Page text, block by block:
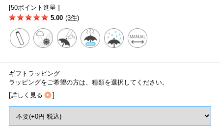
[50ポイント進呈 ]
5.00 (3件)
ギフトラッピング
ラッピングをご希望の方は、種類を選択してください。
[詳しく見る ]